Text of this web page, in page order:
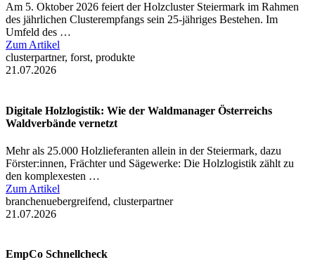
Am 5. Oktober 2026 feiert der Holzcluster Steiermark im Rahmen
des jährlichen Clusterempfangs sein 25-jähriges Bestehen. Im
Umfeld des …
Zum Artikel
clusterpartner, forst, produkte
21.07.2026
Digitale Holzlogistik: Wie der Waldmanager Österreichs
Waldverbände vernetzt
Mehr als 25.000 Holzlieferanten allein in der Steiermark, dazu
Förster:innen, Frächter und Sägewerke: Die Holzlogistik zählt zu
den komplexesten …
Zum Artikel
branchenuebergreifend, clusterpartner
21.07.2026
EmpCo Schnellcheck